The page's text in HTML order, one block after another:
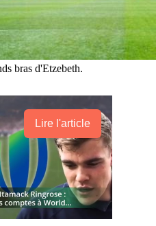
bras d'Etzebeth.
Lire l'article